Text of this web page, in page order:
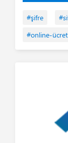
#şifre
#online-